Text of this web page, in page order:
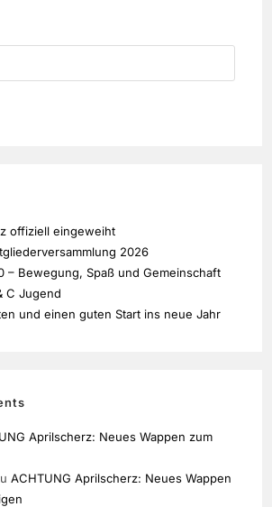
offiziell eingeweiht
2026
– Bewegung, Spaß und Gemeinschaft
C Jugend
und einen guten Start ins neue Jahr
Aprilscherz: Neues Wappen zum
ACHTUNG Aprilscherz: Neues Wappen